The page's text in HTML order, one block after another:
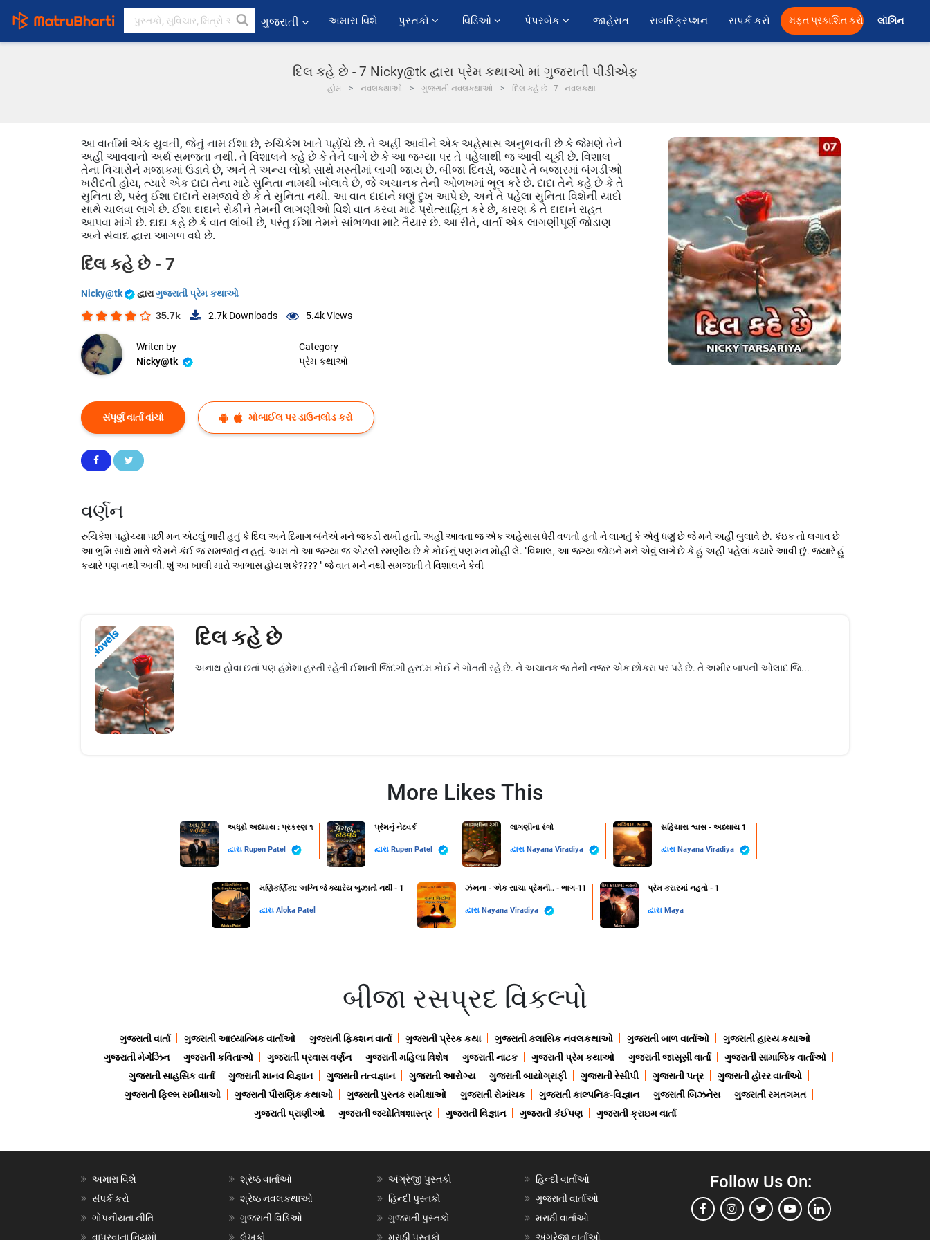
ગુજરાતી અમારા વિશે પુસ્તકો વિડિઓ પેપરબેક જાહેરાત સબસ્ક્રિપ્શન સંપર્ક કરો મફત પ્રકાશિત કરો લૉગિન
દિલ કહે છે - 7 Nicky@tk દ્વારા પ્રેમ કથાઓ માં ગુજરાતી પીડીએફ
હોમ નવલકથાઓ ગુજરાતી નવલકથાઓ દિલ કહે છે - 7 - નવલકથા
આ વાર્તામાં એક યુવતી, જેનું નામ ઈશા છે, રુચિકેશ ખાતે પહોંચે છે. તે અહીં આવીને એક અહેસાસ અનુભવતી છે કે જેમણે તેને
અહીં આવવાનો અર્થ સમજતા નથી. તે વિશાલને કહે છે કે તેને લાગે છે કે આ જગ્યા પર તે પહેલાથી જ આવી ચૂકી છે. વિશાલ
તેના વિચારોને મજાકમાં ઉડાવે છે, અને તે અન્ય લોકો સાથે મસ્તીમાં લાગી જાય છે. બીજા દિવસે, જ્યારે તે બજારમાં બંગડીઓ
ખરીદતી હોય, ત્યારે એક દાદા તેના માટે સુનિતા નામથી બોલાવે છે, જે અચાનક તેની ઓળખમાં ભૂલ કરે છે. દાદા તેને કહે છે કે તે
સુનિતા છે, પરંતુ ઈશા દાદાને સમજાવે છે કે તે સુનિતા નથી. આ વાત દાદાને ઘણું દુખ આપે છે, અને તે પહેલા સુનિતા વિશેની યાદો
સાથે ચાલવા લાગે છે. ઈશા દાદાને રોકીને તેમની લાગણીઓ વિશે વાત કરવા માટે પ્રોત્સાહિત કરે છે, કારણ કે તે દાદાને રાહત
આપવા માંગે છે. દાદા કહે છે કે વાત લાંબી છે, પરંતુ ઈશા તેમને સાંભળવા માટે તૈયાર છે. આ રીતે, વાર્તા એક લાગણીપૂર્ણ જોડાણ
અને સંવાદ દ્વારા આગળ વધે છે.
દિલ કહે છે - 7
Nicky@tk દ્વારાગુજરાતી પ્રેમ કથાઓ
35.7k 2.7k Downloads 5.4kViews
Writen by
Nicky@tk
Category
પ્રેમ કથાઓ
સંપૂર્ણ વાર્તા વાંચો મોબાઈલ પર ડાઉનલોડ કરો
વર્ણન
રુચિકેશ પહોચ્યા પછી મન એટલું ભારી હતું કે દિલ અને દિમાગ બંનેએ મને જકડી રાખી હતી. અહીં આવતા જ એક અહેસાસ ધેરી વળતો હતો ને લાગતું કે એવું ધણું છે જે મને અહીં બુલાવે છે. કંઇક તો લગાવ છે
આ ભુમિ સાથે મારો જે મને કંઈ જ સમજાતું ન હતું. આમ તો આ જગ્યા જ એટલી રમણીય છે કે કોઈનું પણ મન મોહી લે. "વિશાલ, આ જગ્યા જોઇને મને એવું લાગે છે કે હું અહીં પહેલાં કયારે આવી છું. જયારે હું
કયારે પણ નથી આવી. શું આ ખાલી મારો આભાસ હોય શકે???? " જે વાત મને નથી સમજાતી તે વિશાલને કેવી
Novels દિલ કહે છે
અનાથ હોવા છતાં પણ હંમેશા હસ્તી રહેતી ઈશાની જિંદગી હરદમ કોઈ ને ગોતતી રહે છે. ને અચાનક જ તેની નજર એક છોકરા પર પડે છે. તે અમીર બાપની ઓલાદ જિ...
More Likes This
અધૂરો અધ્યાય : પ્રકરણ ૧
દ્વારા Rupen Patel
પ્રેમનું નેટવર્ક
દ્વારા Rupen Patel
લાગણીના રંગો
દ્વારા Nayana Viradiya
સહિયારા શ્વાસ - અધ્યાય 1
દ્વારા Nayana Viradiya
મણિકર્ણિકા: અગ્નિ જે ક્યારેય બુઝાતો નથી - 1
દ્વારા Aloka Patel
ઝંખના - એક સાચા પ્રેમની.. - ભાગ-11
દ્વારા Nayana Viradiya
પ્રેમ કરારમાં નહતો - 1
દ્વારા Maya
બીજા રસપ્રદ વિકલ્પો
ગુજરાતી વાર્તા ગુજરાતી આધ્યાત્મિક વાર્તાઓ ગુજરાતી ફિક્શન વાર્તા ગુજરાતી પ્રેરક કથા ગુજરાતી ક્લાસિક નવલકથાઓ ગુજરાતી બાળ વાર્તાઓ
ગુજરાતી હાસ્ય કથાઓ
ગુજરાતી મેગેઝિન
ગુજરાતી કવિતાઓ ગુજરાતી પ્રવાસ વર્ણન ગુજરાતી મહિલા વિશેષ ગુજરાતી નાટક ગુજરાતી પ્રેમ કથાઓ ગુજરાતી જાસૂસી વાર્તા
ગુજરાતી સામાજિક વાર્તાઓ
ગુજરાતી સાહસિક વાર્તા
ગુજરાતી માનવ વિજ્ઞાન ગુજરાતી તત્વજ્ઞાન ગુજરાતી આરોગ્ય ગુજરાતી બાયોગ્રાફી ગુજરાતી રેસીપી ગુજરાતી પત્ર
ગુજરાતી હૉરર વાર્તાઓ
ગુજરાતી ફિલ્મ સમીક્ષાઓ
ગુજરાતી પૌરાણિક કથાઓ ગુજરાતી પુસ્તક સમીક્ષાઓ ગુજરાતી રોમાંચક ગુજરાતી કાલ્પનિક-વિજ્ઞાન ગુજરાતી બિઝનેસ
ગુજરાતી રમતગમત
ગુજરાતી પ્રાણીઓ
ગુજરાતી જ્યોતિષશાસ્ત્ર ગુજરાતી વિજ્ઞાન ગુજરાતી કંઈપણ ગુજરાતી ક્રાઇમ વાર્તા
અમારા વિશે
સંપર્ક કરો
ગોપનીયતા નીતિ
વાપરવાના નિયમો
શ્રેષ્ઠ વાર્તાઓ
શ્રેષ્ઠ નવલકથાઓ
ગુજરાતી વિડિઓ
લેખકો
અંગ્રેજી પુસ્તકો
હિન્દી પુસ્તકો
ગુજરાતી પુસ્તકો
મરાઠી પુસ્તકો
હિન્દી વાર્તાઓ
ગુજરાતી વાર્તાઓ
મરાઠી વાર્તાઓ
અંગ્રેજી વાર્તાઓ
Follow Us On: